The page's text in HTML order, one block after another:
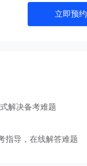
立即预约
解决备考难题
指导，在线解答难题